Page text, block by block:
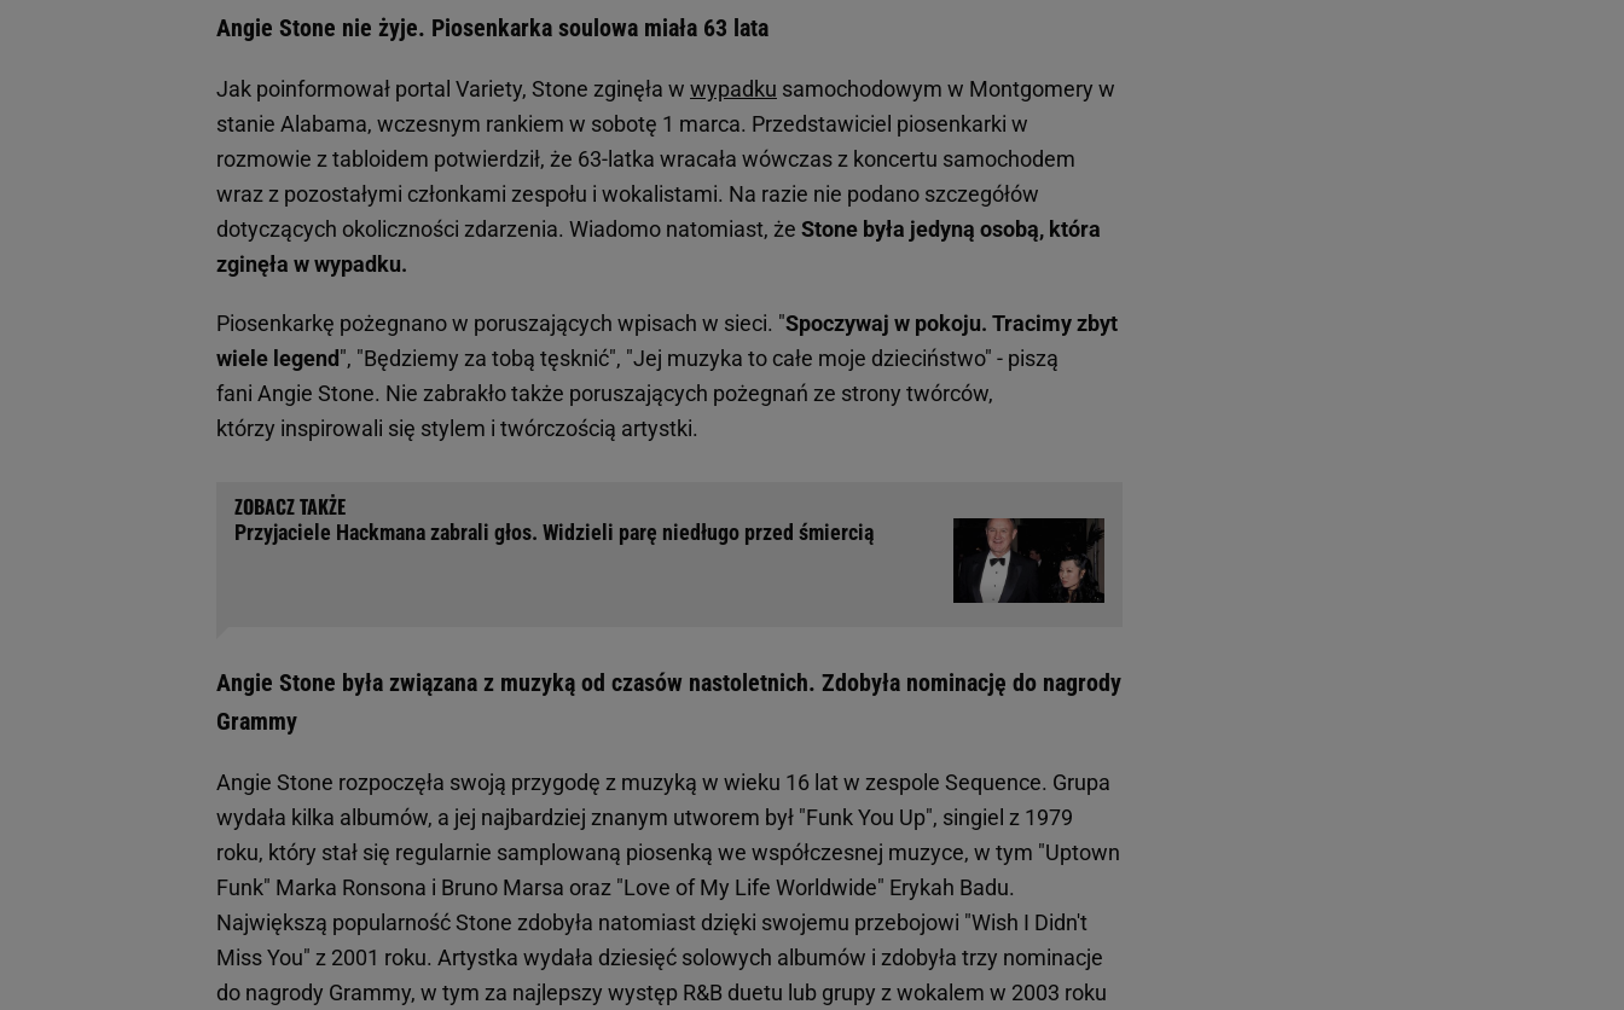
Angie Stone nie żyje. Piosenkarka soulowa miała 63 lata
Jak poinformował portal Variety, Stone zginęła w wypadku samochodowym w Montgomery w
stanie Alabama, wczesnym rankiem w sobotę 1 marca. Przedstawiciel piosenkarki w
rozmowie z tabloidem potwierdził, że 63-latka wracała wówczas z koncertu samochodem
wraz z pozostałymi członkami zespołu i wokalistami. Na razie nie podano szczegółów
dotyczących okoliczności zdarzenia. Wiadomo natomiast, że Stone była jedyną osobą, która
zginęła w wypadku.
Piosenkarkę pożegnano w poruszających wpisach w sieci. "Spoczywaj w pokoju. Tracimy zbyt
wiele legend", "Będziemy za tobą tęsknić", "Jej muzyka to całe moje dzieciństwo" - piszą
fani Angie Stone. Nie zabrakło także poruszających pożegnań ze strony twórców,
którzy inspirowali się stylem i twórczością artystki.
Przyjaciele Hackmana zabrali głos. Widzieli parę niedługo przed śmiercią
Angie Stone była związana z muzyką od czasów nastoletnich. Zdobyła nominację do nagrody
Grammy
Angie Stone rozpoczęła swoją przygodę z muzyką w wieku 16 lat w zespole Sequence. Grupa
wydała kilka albumów, a jej najbardziej znanym utworem był "Funk You Up", singiel z 1979
roku, który stał się regularnie samplowaną piosenką we współczesnej muzyce, w tym "Uptown
Funk" Marka Ronsona i Bruno Marsa oraz "Love of My Life Worldwide" Erykah Badu.
Największą popularność Stone zdobyła natomiast dzięki swojemu przebojowi "Wish I Didn't
Miss You" z 2001 roku. Artystka wydała dziesięć solowych albumów i zdobyła trzy nominacje
do nagrody Grammy, w tym za najlepszy występ R&B duetu lub grupy z wokalem w 2003 roku